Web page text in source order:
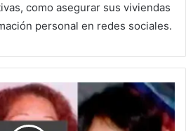
como asegurar sus viviendas
personal en redes sociales.